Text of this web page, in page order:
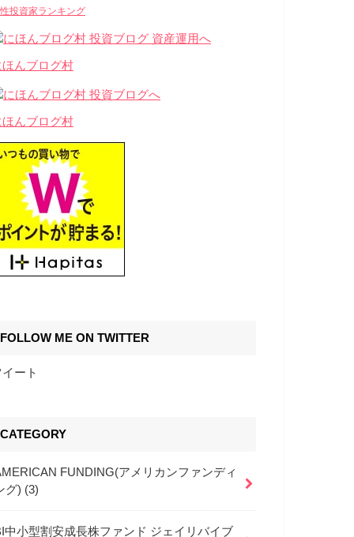
投資家ランキング
ほんブログ村
ほんブログ村
FOLLOW ME ON TWITTER
ート
CATEGORY
FUNDING(アメリカンファンディ
グ) (3)
中小型割安成長株ファンド ジェイリバイブ